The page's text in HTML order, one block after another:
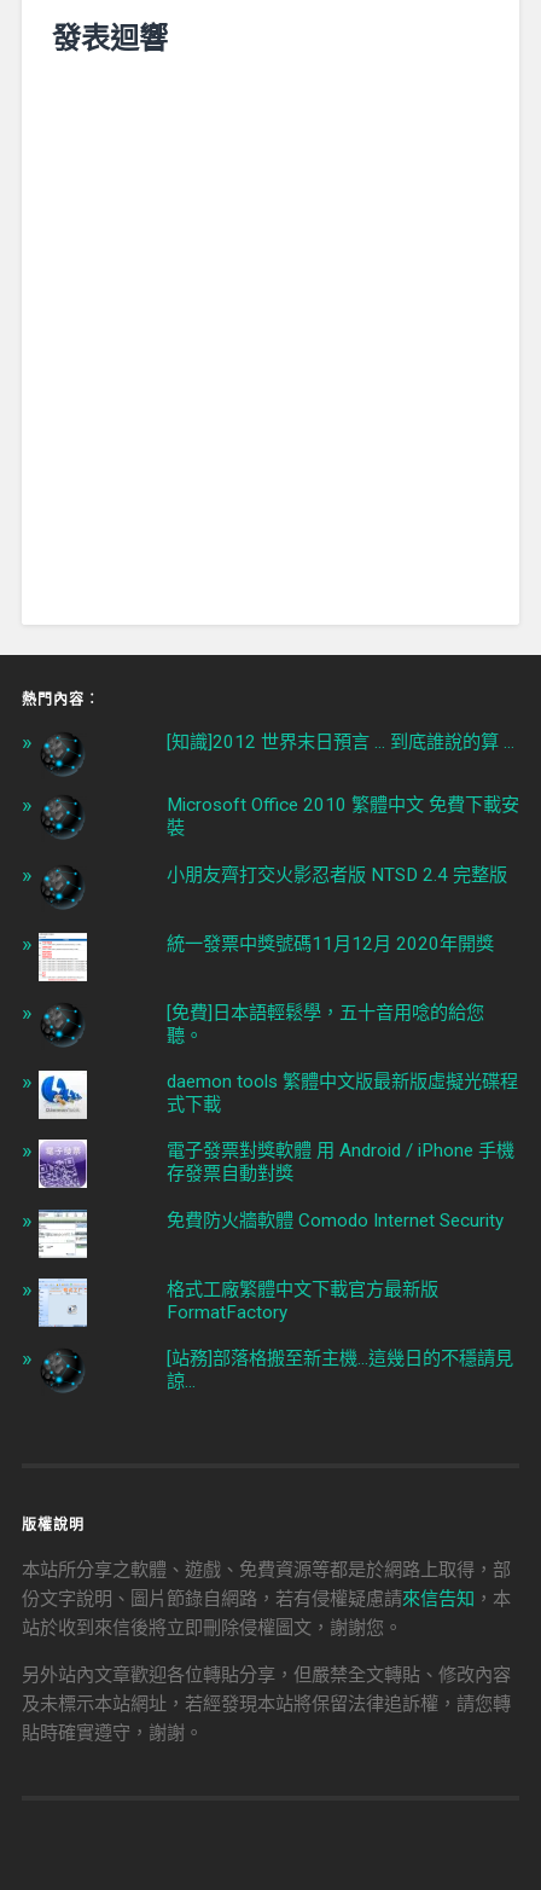
發表迴響
熱門內容︰
[知識]2012 世界末日預言 ... 到底誰說的算 ...
Microsoft Office 2010 繁體中文 免費下載安
裝
小朋友齊打交火影忍者版 NTSD 2.4 完整版
統一發票中獎號碼11月12月 2020年開獎
[免費]日本語輕鬆學，五十音用唸的給您
聽。
daemon tools 繁體中文版最新版虛擬光碟程
式下載
電子發票對獎軟體 用 Android / iPhone 手機
存發票自動對獎
免費防火牆軟體 Comodo Internet Security
格式工廠繁體中文下載官方最新版
FormatFactory
[站務]部落格搬至新主機...這幾日的不穩請見
諒...
版權說明
本站所分享之軟體、遊戲、免費資源等都是於網路上取得，部
份文字說明、圖片節錄自網路，若有侵權疑慮請來信告知 ，本
站於收到來信後將立即刪除侵權圖文，謝謝您。
另外站內文章歡迎各位轉貼分享，但嚴禁全文轉貼、修改內容
及未標示本站網址，若經發現本站將保留法律追訴權，請您轉
貼時確實遵守，謝謝。